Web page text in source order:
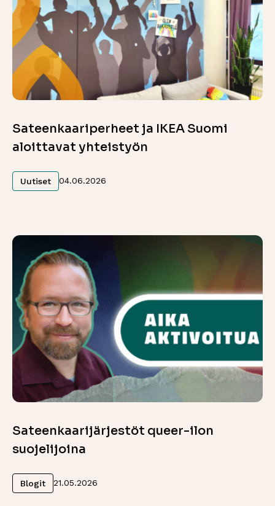
Sateenkaariperheet ja IKEA Suomi
aloittavat yhteistyön
Uutiset 04.06.2026
Sateenkaarijärjestöt queer-ilon
suojelijoina
Blogit 21.05.2026